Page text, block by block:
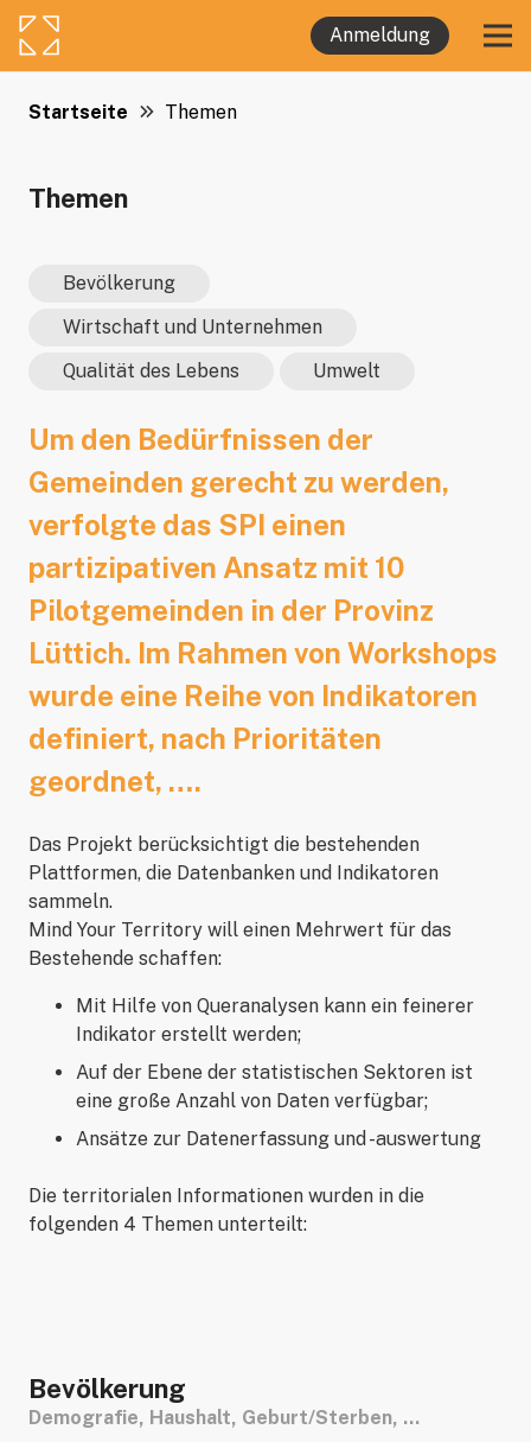
Anmeldung
Startseite Themen
Themen
Bevölkerung
Wirtschaft und Unternehmen
Qualität des Lebens
Umwelt
Um den Bedürfnissen der
Gemeinden gerecht zu werden,
verfolgte das SPI einen
partizipativen Ansatz mit 10
Pilotgemeinden in der Provinz
Lüttich. Im Rahmen von Workshops
wurde eine Reihe von Indikatoren
definiert, nach Prioritäten
geordnet, ….
Das Projekt berücksichtigt die bestehenden
Plattformen, die Datenbanken und Indikatoren
sammeln.
Mind Your Territory will einen Mehrwert für das
Bestehende schaffen:
Mit Hilfe von Queranalysen kann ein feinerer
Indikator erstellt werden;
Auf der Ebene der statistischen Sektoren ist
eine große Anzahl von Daten verfügbar;
Ansätze zur Datenerfassung und -auswertung
Die territorialen Informationen wurden in die
folgenden 4 Themen unterteilt:
Bevölkerung
Demografie, Haushalt, Geburt/Sterben, …